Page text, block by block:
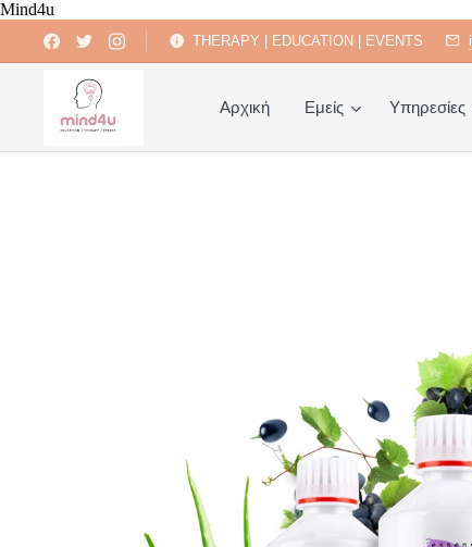
Mind4u
THERAPY | EDUCATION | EVENTS
Αρχική Εμείς Υπηρεσίες